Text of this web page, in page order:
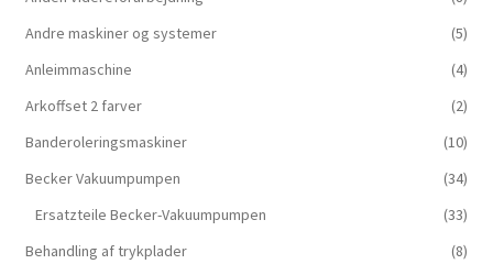
Andre maskiner og systemer
(5)
Anleimmaschine
(4)
Arkoffset 2 farver
(2)
Banderoleringsmaskiner
(10)
Becker Vakuumpumpen
(34)
Ersatzteile Becker-Vakuumpumpen
(33)
Behandling af trykplader
(8)